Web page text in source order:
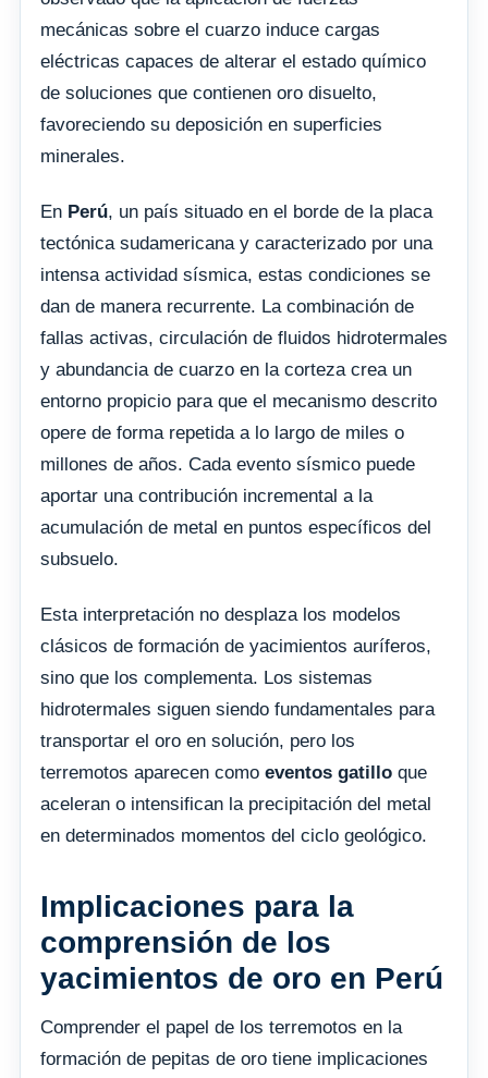
mecánicas sobre el cuarzo induce cargas
eléctricas capaces de alterar el estado químico
de soluciones que contienen oro disuelto,
favoreciendo su deposición en superficies
minerales.
En Perú, un país situado en el borde de la placa
tectónica sudamericana y caracterizado por una
intensa actividad sísmica, estas condiciones se
dan de manera recurrente. La combinación de
fallas activas, circulación de fluidos hidrotermales
y abundancia de cuarzo en la corteza crea un
entorno propicio para que el mecanismo descrito
opere de forma repetida a lo largo de miles o
millones de años. Cada evento sísmico puede
aportar una contribución incremental a la
acumulación de metal en puntos específicos del
subsuelo.
Esta interpretación no desplaza los modelos
clásicos de formación de yacimientos auríferos,
sino que los complementa. Los sistemas
hidrotermales siguen siendo fundamentales para
transportar el oro en solución, pero los
terremotos aparecen como eventos gatillo que
aceleran o intensifican la precipitación del metal
en determinados momentos del ciclo geológico.
Implicaciones para la
comprensión de los
yacimientos de oro en Perú
Comprender el papel de los terremotos en la
formación de pepitas de oro tiene implicaciones